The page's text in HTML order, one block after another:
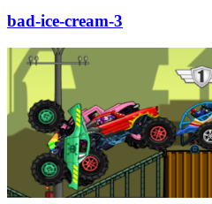
bad-ice-cream-3